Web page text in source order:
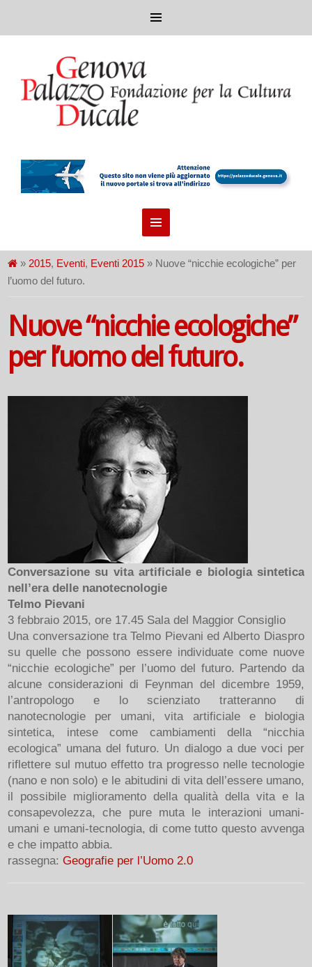
» 2015, Eventi, Eventi 2015 » Nuove “nicchie ecologiche” per
l’uomo del futuro.
Nuove “nicchie ecologiche”
per l’uomo del futuro.
Conversazione su vita artificiale e biologia sintetica
nell’era delle nanotecnologie
Telmo Pievani
3 febbraio 2015, ore 17.45 Sala del Maggior Consiglio
Una conversazione tra Telmo Pievani ed Alberto Diaspro
su quelle che possono essere individuate come nuove
“nicchie ecologiche” per l’uomo del futuro. Partendo da
alcune considerazioni di Feynman del dicembre 1959,
l’antropologo e lo scienziato tratteranno di
nanotecnologie per umani, vita artificiale e biologia
sintetica, intese come cambiamenti della “nicchia
ecologica” umana del futuro. Un dialogo a due voci per
riflettere sul mutuo effetto tra progresso nelle tecnologie
(nano e non solo) e le abitudini di vita dell’essere umano,
il possibile miglioramento della qualità della vita e la
consapevolezza, che pure muta le interazioni umani-
umani e umani-tecnologia, di come tutto questo avvenga
e che impatto abbia.
rassegna: Geografie per l’Uomo 2.0